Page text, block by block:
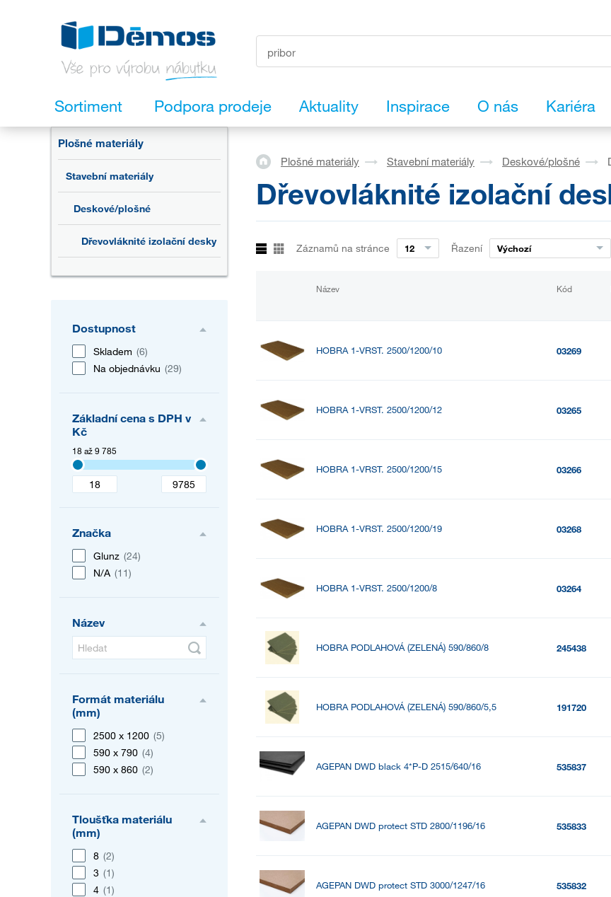
Sortiment Podpora prodeje Aktuality Inspirace O nás Kariéra
Plošné materiály
Stavební materiály
Deskové/plošné
Dřevovláknité izolační desky
Dostupnost
Skladem (6)
Na objednávku (29)
Základní cena s DPH v
Kč
18 až 9 785
Značka
Glunz (24)
N/A (11)
Název
Formát materiálu
(mm)
2500 x 1200 (5)
590 x 790 (4)
590 x 860 (2)
Tloušťka materiálu
(mm)
8 (2)
3 (1)
4 (1)
Plošné materiály Stavební materiály Deskové/plošné
Dřevovláknité izolační
Záznamů na stránce 12 Řazení Výchozí
Název Kód
HOBRA 1-VRST. 2500/1200/10 03269
HOBRA 1-VRST. 2500/1200/12 03265
HOBRA 1-VRST. 2500/1200/15 03266
HOBRA 1-VRST. 2500/1200/19 03268
HOBRA 1-VRST. 2500/1200/8 03264
HOBRA PODLAHOVÁ (ZELENÁ) 590/860/8 245438
HOBRA PODLAHOVÁ (ZELENÁ) 590/860/5,5 191720
AGEPAN DWD black 4*P-D 2515/640/16 535837
AGEPAN DWD protect STD 2800/1196/16 535833
AGEPAN DWD protect STD 3000/1247/16 535832